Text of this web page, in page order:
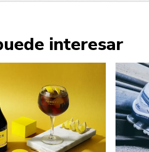
interesar